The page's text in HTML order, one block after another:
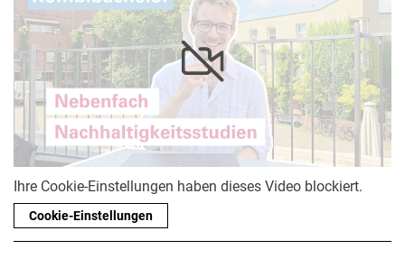
Ihre Cookie-Einstellungen haben dieses Video blockiert.
Cookie-Einstellungen